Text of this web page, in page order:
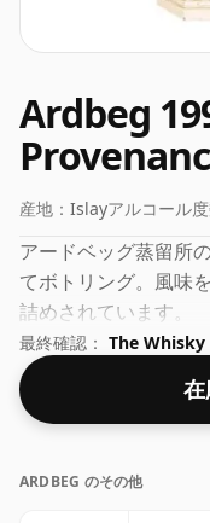
Ardbeg
産地： Islayアルコール度
アードベッグ蒸留所
てボトリング。風味
詰めされています。
最終確認： The Whisky
ARDBEG のその他